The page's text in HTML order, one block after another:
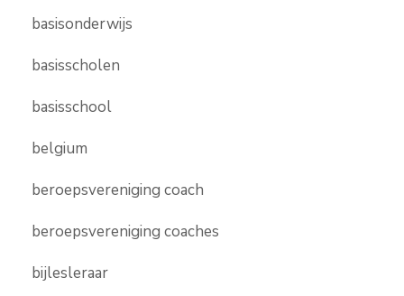
basisonderwijs
basisscholen
basisschool
belgium
beroepsvereniging coach
beroepsvereniging coaches
bijlesleraar